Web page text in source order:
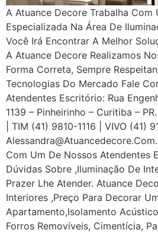
A Atuance Decore Trabalha Com
Especializada Na Área De
Você Irá Encontrar A Melhor
A Atuance Decore Realizamos
Forma Correta, Sempre
Tecnologias Do Mercado Fale
Atendentes Escritório: Rua
1139 – Pinheirinho – Curitiba –
| TIM (41) 9810-1116 | VIVO (41)
Com Um De Nossos Atendentes
Dúvidas Sobre ,iluminação De
Prazer Lhe Atender. Atuance
Interiores ,Preço Para Decorar
Apartamento,Isolamento
Forros Removíveis, Cimentícia,